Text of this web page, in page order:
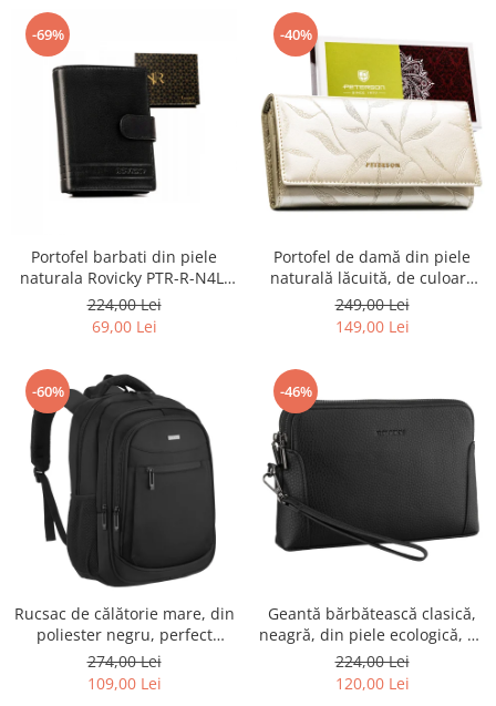
-69%
Portofel barbati din piele
naturala Rovicky PTR-R-N4L-
GAT-8922 B+B
224,00 Lei
69,00 Lei
-40%
Portofel de damă din piele
naturală lăcuită, de culoare
bej, cu închidere cu capsă -
Peterson
249,00 Lei
149,00 Lei
-60%
Rucsac de călătorie mare, din
poliester negru, perfect
pentru bagajul de mână -
Rovicky PTR-R-BHX-05-1020
274,00 Lei
109,00 Lei
-46%
Geantă bărbătească clasică,
neagră, din piele ecologică, cu
fermoar - Rovicky PTR-R-SDR-
01-1631 BLACK
224,00 Lei
120,00 Lei